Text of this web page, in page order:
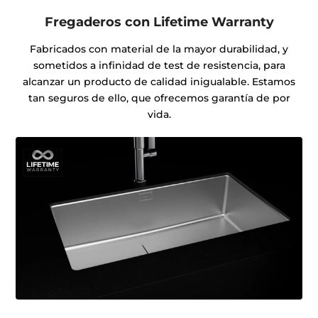
Fregaderos con Lifetime Warranty
Fabricados con material de la mayor durabilidad, y
sometidos a infinidad de test de resistencia, para
alcanzar un producto de calidad inigualable. Estamos
tan seguros de ello, que ofrecemos garantía de por
vida.